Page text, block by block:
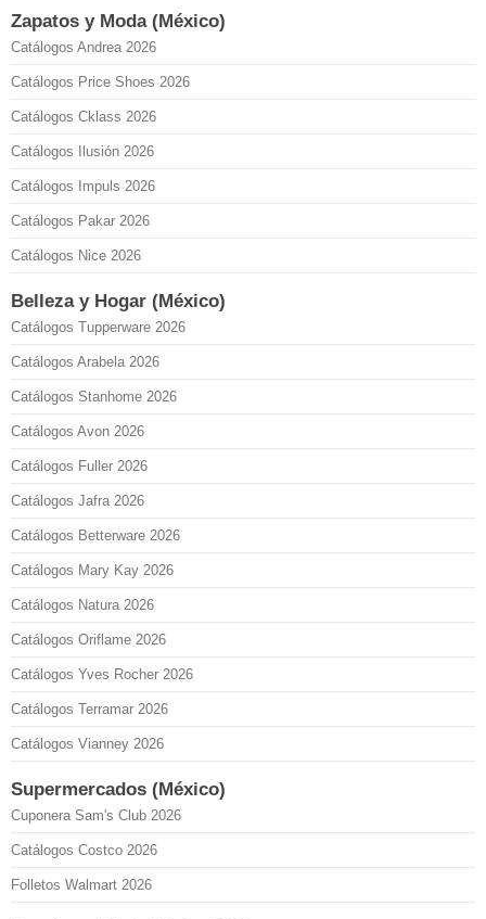
Zapatos y Moda (México)
Catálogos Andrea 2026
Catálogos Price Shoes 2026
Catálogos Cklass 2026
Catálogos Ilusión 2026
Catálogos Impuls 2026
Catálogos Pakar 2026
Catálogos Nice 2026
Belleza y Hogar (México)
Catálogos Tupperware 2026
Catálogos Arabela 2026
Catálogos Stanhome 2026
Catálogos Avon 2026
Catálogos Fuller 2026
Catálogos Jafra 2026
Catálogos Betterware 2026
Catálogos Mary Kay 2026
Catálogos Natura 2026
Catálogos Oriflame 2026
Catálogos Yves Rocher 2026
Catálogos Terramar 2026
Catálogos Vianney 2026
Supermercados (México)
Cuponera Sam's Club 2026
Catálogos Costco 2026
Folletos Walmart 2026